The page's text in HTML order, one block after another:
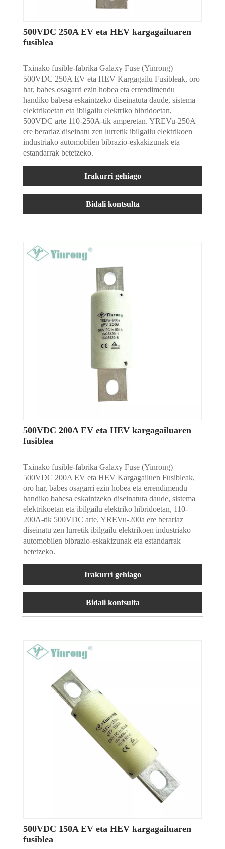
500VDC 250A EV eta HEV kargagailuaren
fusiblea
Txinako fusible-fabrika Galaxy Fuse (Yinrong)
500VDC 250A EV eta HEV Kargagailu Fusibleak, oro
har, babes osagarri ezin hobea eta errendimendu
handiko babesa eskaintzeko diseinatuta daude, sistema
elektrikoetan eta ibilgailu elektriko hibridoetan,
500VDC arte 110-250A-tik amperetan. YREVu-250A
ere berariaz diseinatu zen lurretik ibilgailu elektrikoen
industriako automobilen bibrazio-eskakizunak eta
estandarrak betetzeko.
Irakurri gehiago
Bidali kontsulta
500VDC 200A EV eta HEV kargagailuaren
fusiblea
Txinako fusible-fabrika Galaxy Fuse (Yinrong)
500VDC 200A EV eta HEV Kargagailuen Fusibleak,
oro har, babes osagarri ezin hobea eta errendimendu
handiko babesa eskaintzeko diseinatuta daude, sistema
elektrikoetan eta ibilgailu elektriko hibridoetan, 110-
200A-tik 500VDC arte. YREVu-200a ere berariaz
diseinatu zen lurretik ibilgailu elektrikoen industriako
automobilen bibrazio-eskakizunak eta estandarrak
betetzeko.
Irakurri gehiago
Bidali kontsulta
500VDC 150A EV eta HEV kargagailuaren
fusiblea